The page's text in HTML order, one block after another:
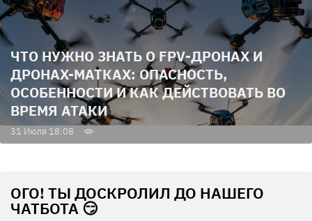
ЧТО НУЖНО ЗНАТЬ О FPV-ДРОНАХ И
ДРОНАХ-МАТКАХ: ОПАСНОСТЬ,
ОСОБЕННОСТИ И КАК ДЕЙСТВОВАТЬ ВО
ВРЕМЯ АТАКИ
31 Июля 18:08
ОГО! ТЫ ДОСКРОЛИЛ ДО НАШЕГО
ЧАТБОТА 😏